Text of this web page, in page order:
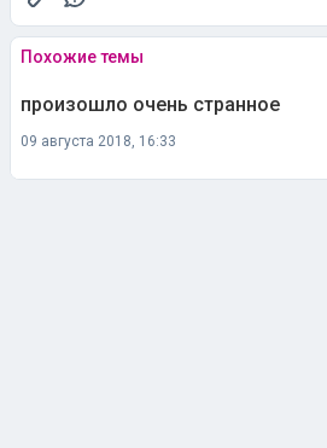
Похожие темы
произошло очень странное
09 августа 2018, 16:33